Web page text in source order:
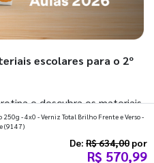
escolares para o 2º
e descubra os materiais
começar o segundo
- 4x0 - Verniz Total Brilho Frente e Verso -
(9147)
De: R$ 634,00 por
R$ 570,99